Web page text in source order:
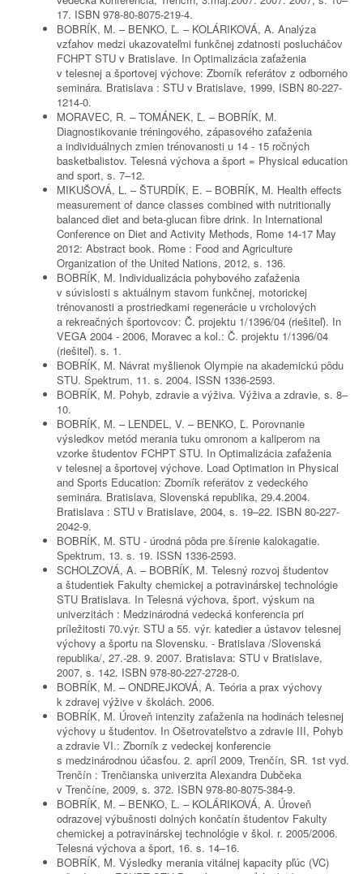
17. ISBN 978-80-8075-219-4.
BOBRÍK, M. – BENKO, Ľ. – KOLÁRIKOVÁ, A. Analýza
vzťahov medzi ukazovateľmi funkčnej zdatnosti poslucháčov
FCHPT STU v Bratislave. In Optimalizácia zaťaženia
v telesnej a športovej výchove: Zborník referátov z odborného
seminára. Bratislava : STU v Bratislave, 1999, ISBN 80-227-
1214-0.
MORAVEC, R. – TOMÁNEK, Ľ. – BOBRÍK, M.
Diagnostikovanie tréningového, zápasového zaťaženia
a individuálnych zmien trénovanosti u 14 - 15 ročných
basketbalistov. Telesná výchova a šport = Physical education
and sport, s. 7–12.
MIKUŠOVÁ, L. – ŠTURDÍK, E. – BOBRÍK, M. Health effects
measurement of dance classes combined with nutritionally
balanced diet and beta-glucan fibre drink. In International
Conference on Diet and Activity Methods, Rome 14-17 May
2012: Abstract book. Rome : Food and Agriculture
Organization of the United Nations, 2012, s. 136.
BOBRÍK, M. Individualizácia pohybového zaťaženia
v súvislosti s aktuálnym stavom funkčnej, motorickej
trénovanosti a prostriedkami regenerácie u vrcholových
a rekreačných športovcov: Č. projektu 1/1396/04 (riešiteľ). In
VEGA 2004 - 2006, Moravec a kol.: Č. projektu 1/1396/04
(riešiteľ). s. 1.
BOBRÍK, M. Návrat myšlienok Olympie na akademickú pôdu
STU. Spektrum, 11. s. 2004. ISSN 1336-2593.
BOBRÍK, M. Pohyb, zdravie a výživa. Výživa a zdravie, s. 8–
10.
BOBRÍK, M. – LENDEL, V. – BENKO, Ľ. Porovnanie
výsledkov metód merania tuku omronom a kaliperom na
vzorke študentov FCHPT STU. In Optimalizácia zaťaženia
v telesnej a športovej výchove. Load Optimation in Physical
and Sports Education: Zborník referátov z vedeckého
seminára. Bratislava, Slovenská republika, 29.4.2004.
Bratislava : STU v Bratislave, 2004, s. 19–22. ISBN 80-227-
2042-9.
BOBRÍK, M. STU - úrodná pôda pre šírenie kalokagatie.
Spektrum, 13. s. 19. ISSN 1336-2593.
SCHOLZOVÁ, A. – BOBRÍK, M. Telesný rozvoj študentov
a študentiek Fakulty chemickej a potravinárskej technológie
STU Bratislava. In Telesná výchova, šport, výskum na
univerzitách : Medzinárodná vedecká konferencia pri
príležitosti 70.výr. STU a 55. výr. katedier a ústavov telesnej
výchovy a športu na Slovensku. - Bratislava /Slovenská
republika/, 27.-28. 9. 2007. Bratislava: STU v Bratislave,
2007, s. 142. ISBN 978-80-227-2728-0.
BOBRÍK, M. – ONDREJKOVÁ, A. Teória a prax výchovy
k zdravej výžive v školách. 2006.
BOBRÍK, M. Úroveň intenzity zaťaženia na hodinách telesnej
výchovy u študentov. In Ošetrovateľstvo a zdravie III, Pohyb
a zdravie VI.: Zborník z vedeckej konferencie
s medzinárodnou účasťou. 2. apríl 2009, Trenčín, SR. 1st vyd.
Trenčín : Trenčianska univerzita Alexandra Dubčeka
v Trenčíne, 2009, s. 372. ISBN 978-80-8075-384-9.
BOBRÍK, M. – BENKO, Ľ. – KOLÁRIKOVÁ, A. Úroveň
odrazovej výbušnosti dolných končatín študentov Fakulty
chemickej a potravinárskej technológie v škol. r. 2005/2006.
Telesná výchova a šport, 16. s. 14–16.
BOBRÍK, M. Výsledky merania vitálnej kapacity pľúc (VC)